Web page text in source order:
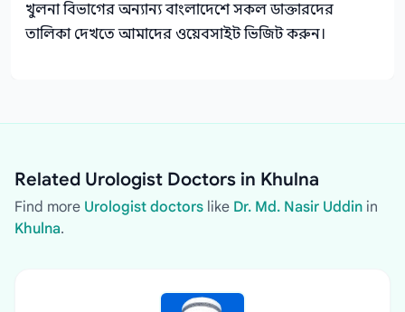
খুলনা বিভাগের অন্যান্য বাংলাদেশে সকল ডাক্তারদের
তালিকা দেখতে আমাদের ওয়েবসাইট ভিজিট করুন।
Related Urologist Doctors in Khulna
Find more Urologist doctors like Dr. Md. Nasir Uddin in
Khulna.